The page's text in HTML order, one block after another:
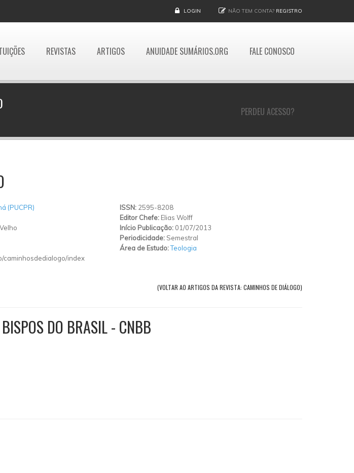
LOGIN NÃO TEM CONTA? REGISTRO
REVISTAS ARTIGOS ANUIDADE SUMÁRIOS.ORG FALE CONOSCO
PERDEU ACESSO?
(PUCPR)
caminhosdedialogo/index
ISSN: 2595-8208
Editor Chefe: Elias Wolff
Início Publicação: 01/07/2013
Periodicidade: Semestral
Área de Estudo:Teologia
(VOLTAR AO ARTIGOS DA REVISTA: CAMINHOS DE DIÁLOGO)
DO BRASIL - CNBB